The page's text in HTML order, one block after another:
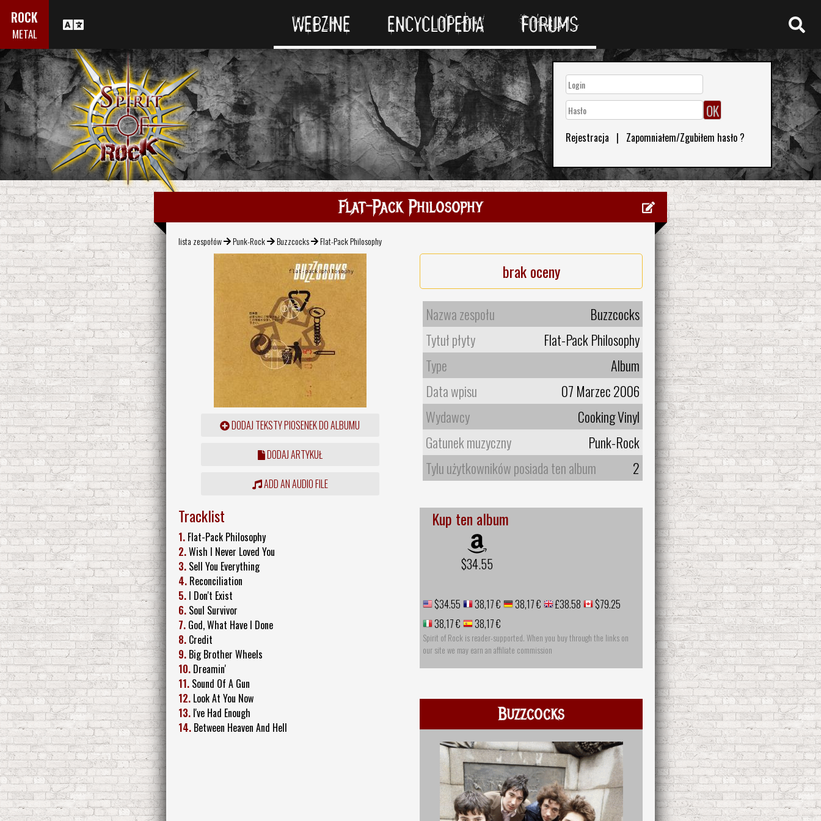
ROCK
METAL WEBZINE ENCYCLOPEDIA FORUMS
Rejestracja | Zapomniałem/Zgubiłem hasło ?
Flat-Pack Philosophy
lista zespołów Punk-Rock Buzzcocks Flat-Pack Philosophy
DODAJ TEKSTY PIOSENEK DO ALBUMU
DODAJ ARTYKUŁ
ADD AN AUDIO FILE
brak oceny
Nazwa zespołu
Buzzcocks
Tytuł płyty
Flat-Pack Philosophy
Type
Album
Data wpisu
07 Marzec 2006
Wydawcy
Cooking Vinyl
Gatunek muzyczny
Punk-Rock
Tylu użytkowników posiada ten album
2
Tracklist
1. Flat-Pack Philosophy
2.Wish I Never Loved You
3. Sell You Everything
4. Reconciliation
5. I Don't Exist
6. Soul Survivor
7. God, What Have I Done
8. Credit
9. Big Brother Wheels
10. Dreamin'
11. Sound Of A Gun
12. Look At You Now
13. I've Had Enough
14. Between Heaven And Hell
Kup ten album
$34.55
$34.55 38,17 € 38,17 € £38.58
$79.25
38,17 €
38,17 €
Spirit of Rock is reader-supported. When you buy through the links on
our site we may earn an affiliate commission
Buzzcocks